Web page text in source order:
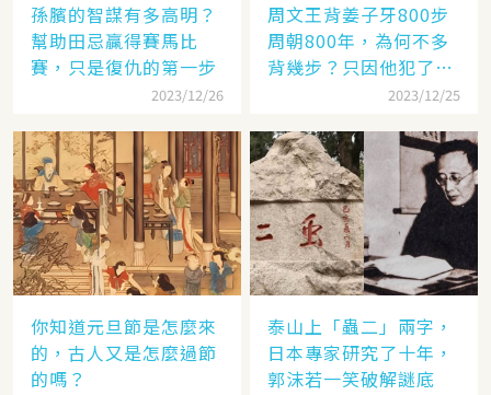
孫臏的智謀有多高明？
幫助田忌贏得賽馬比
賽，只是復仇的第一步
2023/12/26
周文王背姜子牙800步
周朝800年，為何不多
背幾步？只因他犯了個
2023/12/25
你知道元旦節是怎麼來
的，古人又是怎麼過節
的嗎？
泰山上「蟲二」兩字，
日本專家研究了十年，
郭沫若一笑破解謎底